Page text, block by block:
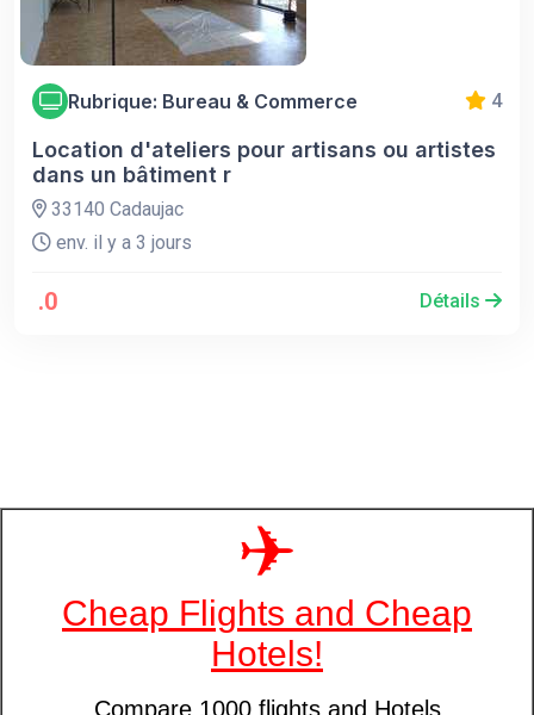
Rubrique: Bureau & Commerce 4
Location d'ateliers pour artisans ou artistes
dans un bâtiment r
33140 Cadaujac
env. il y a 3 jours
.0 Détails